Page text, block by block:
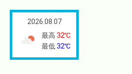
2026.08.07
最高 32℃
最低32℃